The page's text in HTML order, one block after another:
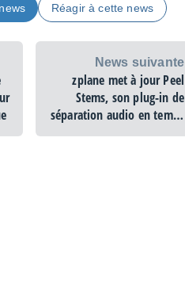
Réagir à cette news
News suivante
zplane met à jour Peel
Stems, son plug-in de
séparation audio en temps
réel